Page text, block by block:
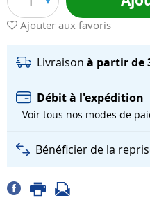
Ajouter aux favoris
Livraison à partir de
Débit à l'expédition
- Voir tous nos modes de
Bénéficier de la